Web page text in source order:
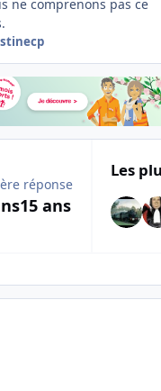
ne comprenons pas ce
réponse
15 ans
Les
overview